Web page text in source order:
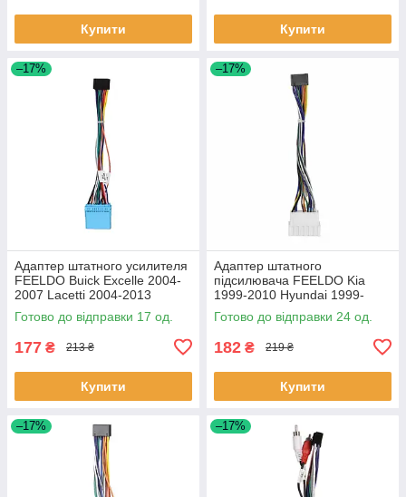
Купити Купити
–17%
Адаптер штатного усилителя
FEELDO Buick Excelle 2004-
2007 Lacetti 2004-2013
Nubira 2003-2010 (6774)
17шт
Готово до відправки 17 од.
177 ₴ 213 ₴
Купити
–17%
Адаптер штатного
підсилювача FEELDO Kia
1999-2010 Hyundai 1999-
2012 (6526) Хюндай Кіа 24
шт.
Готово до відправки 24 од.
182 ₴ 219 ₴
Купити
–17% –17%